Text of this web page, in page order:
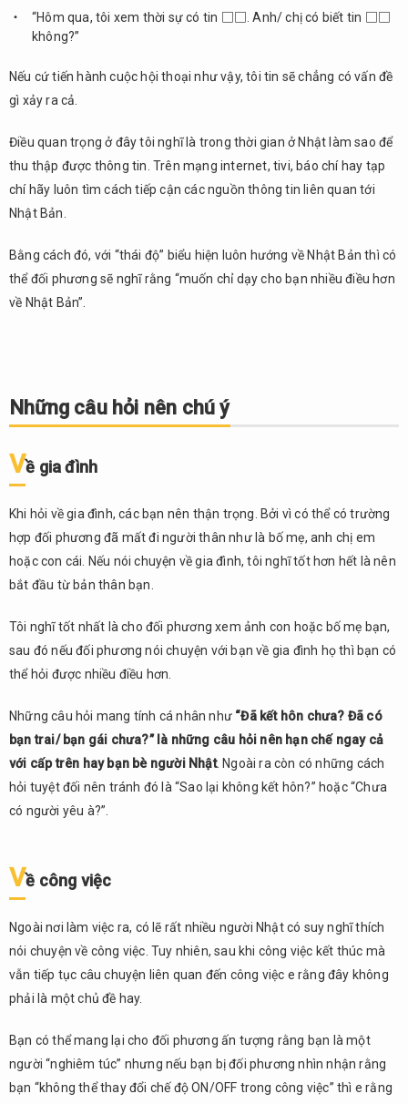
“Hôm qua, tôi xem thời sự có tin □□. Anh/ chị có biết tin □□
không?”
Nếu cứ tiến hành cuộc hội thoại như vậy, tôi tin sẽ chẳng có vấn đề
gì xảy ra cả.
Điều quan trọng ở đây tôi nghĩ là trong thời gian ở Nhật làm sao để
thu thập được thông tin. Trên mạng internet, tivi, báo chí hay tạp
chí hãy luôn tìm cách tiếp cận các nguồn thông tin liên quan tới
Nhật Bản.
Bằng cách đó, với “thái độ” biểu hiện luôn hướng về Nhật Bản thì có
thể đối phương sẽ nghĩ rằng “muốn chỉ dạy cho bạn nhiều điều hơn
về Nhật Bản”.
Những câu hỏi nên chú ý
Về gia đình
Khi hỏi về gia đình, các bạn nên thận trọng. Bởi vì có thể có trường
hợp đối phương đã mất đi người thân như là bố mẹ, anh chị em
hoặc con cái. Nếu nói chuyện về gia đình, tôi nghĩ tốt hơn hết là nên
bắt đầu từ bản thân bạn.
Tôi nghĩ tốt nhất là cho đối phương xem ảnh con hoặc bố mẹ bạn,
sau đó nếu đối phương nói chuyện với bạn về gia đình họ thì bạn có
thể hỏi được nhiều điều hơn.
Những câu hỏi mang tính cá nhân như “Đã kết hôn chưa? Đã có
bạn trai/ bạn gái chưa?” là những câu hỏi nên hạn chế ngay cả
với cấp trên hay bạn bè người Nhật. Ngoài ra còn có những cách
hỏi tuyệt đối nên tránh đó là “Sao lại không kết hôn?” hoặc “Chưa
có người yêu à?”.
Về công việc
Ngoài nơi làm việc ra, có lẽ rất nhiều người Nhật có suy nghĩ thích
nói chuyện về công việc. Tuy nhiên, sau khi công việc kết thúc mà
vẫn tiếp tục câu chuyện liên quan đến công việc e rằng đây không
phải là một chủ đề hay.
Bạn có thể mang lại cho đối phương ấn tượng rằng bạn là một
người “nghiêm túc” nhưng nếu bạn bị đối phương nhìn nhận rằng
bạn “không thể thay đổi chế độ ON/OFF trong công việc” thì e rằng